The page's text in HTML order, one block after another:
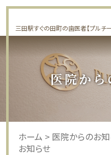
三田駅すぐの田町の歯医者【プルチ
医院から
ホーム > 医院からのお
お知らせ